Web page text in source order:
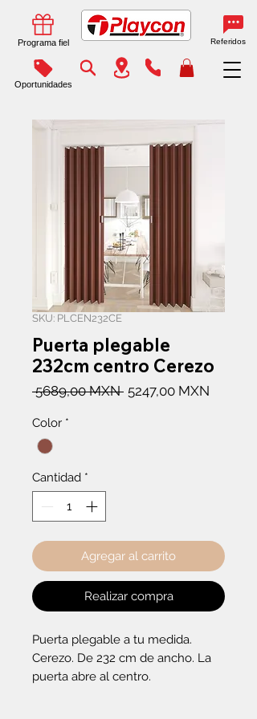
Programa fiel Referidos
Oportunidades
SKU: PLCEN232CE
Puerta plegable
232cm centro Cerezo
5689,00 MXN Precio
5247,00 MXN
Color *
Cantidad *
Agregar al carrito
Realizar compra
Puerta plegable a tu medida.
Cerezo. De 232 cm de ancho. La
puerta abre al centro.